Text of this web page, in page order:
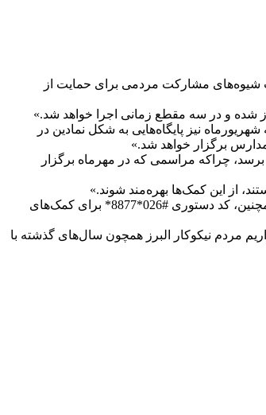
شیوه‌های مشارکت مردمی برای حمایت از
شده و در سه مقطع زمانی اجرا خواهد شد.»
نیز پایگاه‌هایی به شکل نمادین در
برگزار خواهد شد.»
چراکه مراسمی که در مهرماه برگزار
از این کمک‌ها بهره‌مند شوند.»
وی در تشریح روش‌های مشارکت مردم در جشن عاطفه‌ها گفت: «نیکوکاران می‌توانند با ارسال عدد ۵ به سرشماره 3000333326 در این پویش سهیم شوند. همچنین، کد دستوری #026*8877* برای کمک‌های
مردم نیکوکار البرز همچون سال‌های گذشته با